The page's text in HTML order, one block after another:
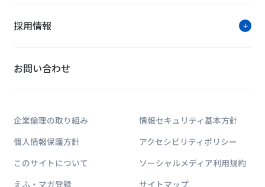
採用情報
お問い合わせ
企業倫理の取り組み
情報セキュリティ基本方針
個人情報保護方針
アクセシビリティポリシー
このサイトについて
ソーシャルメディア利用規約
えふ・マガ登録
サイトマップ